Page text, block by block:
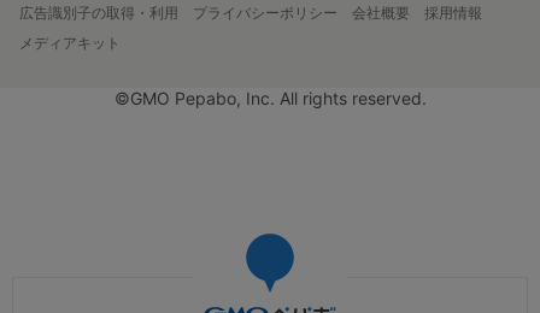
広告識別子の取得・利用
プライバシーポリシー 会社概要
採用情報
メディアキット
©GMO Pepabo, Inc. All rights reserved.